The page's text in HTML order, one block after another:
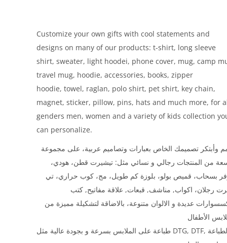
Customize your own gifts with cool statements and
designs on many of our products: t-shirt, long sleeve
shirt, sweater, light hoodei, phone cover, mug, camp
travel mug, hoodie, accessories, books, zipper
hoodie, towel, raglan, polo shirt, pet shirt, key chain,
magnet, sticker, pillow, pins, hats and much more, for
genders men, women and a variety of kids collection
can personalize.
وأبتكر تصميمك الخاص بعبارات وتصاميم عربية، على مجموعة
من المنتجات رجالي و نسائي مثل: تيشيرت قطن، هودي،
بسحاب، قميص بولو، بلوزة كم طويل، مج، كوب حراري، تي
رجلان، اكواب, مناشف, قبعات, علاقة مفاتيح, كتب
عديدة و الالوان متنوعة، بالاضاقة لتشكيلة مميزة من
طباعة على الملابس بسرعة و بجودة عالية مثل DTG, DTF, و الطباعة